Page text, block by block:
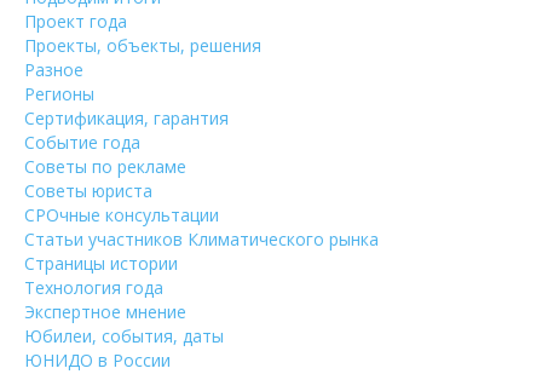
Проект года
Проекты, объекты, решения
Разное
Регионы
Сертификация, гарантия
Событие года
Советы по рекламе
Советы юриста
СРОчные консультации
Статьи участников Климатического рынка
Страницы истории
Технология года
Экспертное мнение
Юбилеи, события, даты
ЮНИДО в России